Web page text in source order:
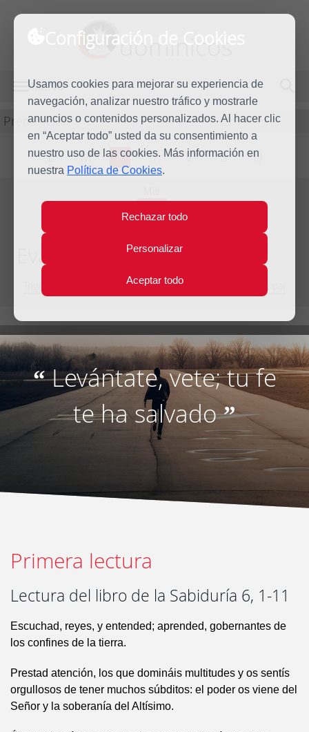
Configuración de Cookies
Usamos cookies para mejorar su experiencia de
navegación, analizar nuestro tráfico y mostrarle
anuncios o contenidos personalizados. Al hacer clic
en “Aceptar todo” usted da su consentimiento a
nuestro uso de las cookies. Más información en
nuestra Política de Cookies.
Rechazar todo
Personalizar
Aceptar todo
dominicos
MENÚ
Predicación
L M X J V S D
13
Nov
Evangelio del día
Trigésimo segunda semana del Tiempo Ordinario - Año Impar
“Levántate, vete; tu fe
te ha salvado”
Primera lectura
Lectura del libro de la Sabiduría 6, 1-11
Escuchad, reyes, y entended; aprended, gobernantes de
los confines de la tierra.
Prestad atención, los que domináis multitudes y os sentís
orgullosos de tener muchos súbditos: el poder os viene del
Señor y la soberanía del Altísimo.